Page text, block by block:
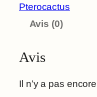
Pterocactus
Avis (0)
Avis
Il n’y a pas